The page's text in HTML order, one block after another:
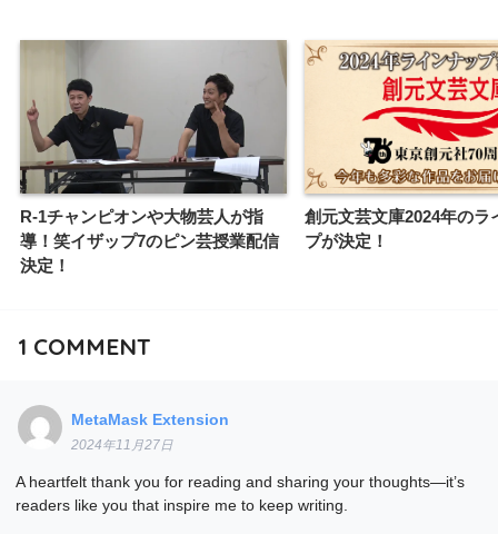
R-1チャンピオンや大物芸人が指
導！笑イザップ7のピン芸授業配信
決定！
創元文芸文庫2024年のラ
プが決定！
1 COMMENT
MetaMask Extension
2024年11月27日
A heartfelt thank you for reading and sharing your thoughts—it’s
readers like you that inspire me to keep writing.